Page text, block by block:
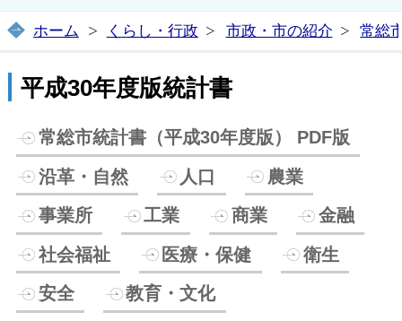
ホーム くらし・行政 市政・市の紹介 常総
平成30年度版統計書
常総市統計書（平成30年度版） PDF版
沿革・自然
人口
農業
事業所
工業 商業
金融
社会福祉
医療・保健
衛生
安全
教育・文化